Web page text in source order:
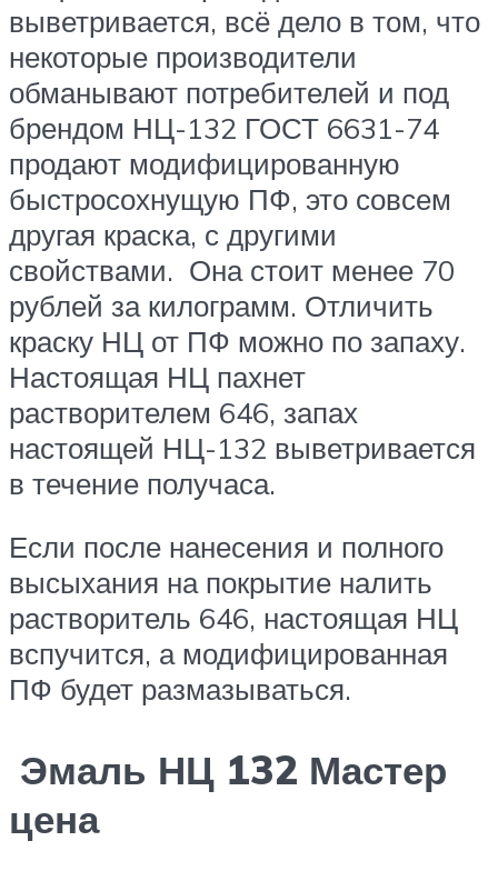
выветривается, всё дело в том, что
некоторые производители
обманывают потребителей и под
брендом НЦ-132 ГОСТ 6631-74
продают модифицированную
быстросохнущую ПФ, это совсем
другая краска, с другими
свойствами. Она стоит менее 70
рублей за килограмм. Отличить
краску НЦ от ПФ можно по запаху.
Настоящая НЦ пахнет
растворителем 646, запах
настоящей НЦ-132 выветривается
в течение получаса.
Если после нанесения и полного
высыхания на покрытие налить
растворитель 646, настоящая НЦ
вспучится, а модифицированная
ПФ будет размазываться.
Эмаль НЦ 132 Мастер
цена